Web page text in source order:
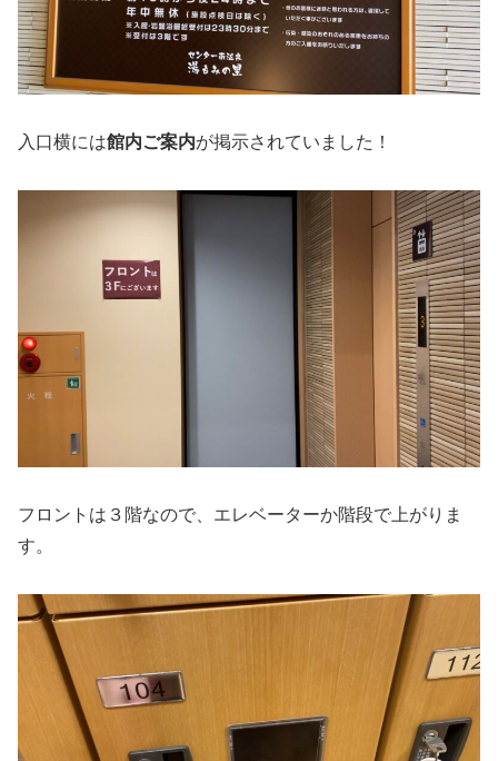
入口横には館内ご案内が掲示されていました！
フロントは３階なので、エレベーターか階段で上がりま
す。